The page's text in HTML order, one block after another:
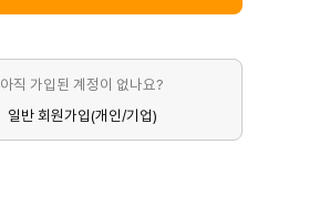
아직 가입된 계정이 없나요?
일반 회원가입(개인/기업)